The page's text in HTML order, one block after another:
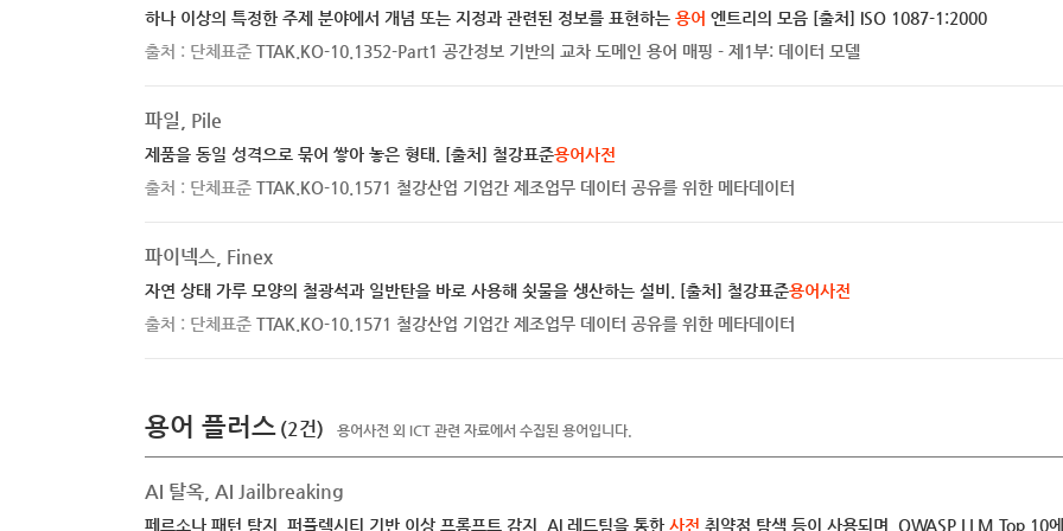
하나 이상의 특정한 주제 분야에서 개념 또는 지정과 관련된 정보를 표현하는 용어 엔트리의 모음 [출처] ISO 1087-1:2000
출처 : 단체표준 TTAK.KO-10.1352-Part1 공간정보 기반의 교차 도메인 용어 매핑 - 제1부: 데이터 모델
파일, Pile
제품을 동일 성격으로 묶어 쌓아 놓은 형태. [출처] 철강표준용어사전
출처 : 단체표준 TTAK.KO-10.1571 철강산업 기업간 제조업무 데이터 공유를 위한 메타데이터
파이넥스, Finex
자연 상태 가루 모양의 철광석과 일반탄을 바로 사용해 쇳물을 생산하는 설비. [출처] 철강표준용어사전
출처 : 단체표준 TTAK.KO-10.1571 철강산업 기업간 제조업무 데이터 공유를 위한 메타데이터
용어 플러스 (2건) 용어사전 외 ICT 관련 자료에서 수집된 용어입니다.
AI 탈옥, AI Jailbreaking
페르소나 패턴 탐지, 퍼플렉시티 기반 이상 프롬프트 감지, AI 레드팀을 통한 사전 취약점 탐색 등이 사용되며, OWASP LLM Top 10